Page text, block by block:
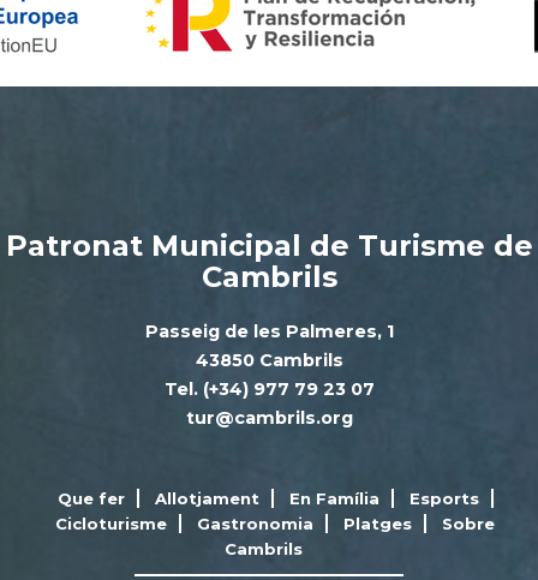
Patronat Municipal de Turisme de
Cambrils
Passeig de les Palmeres, 1
43850 Cambrils
Tel. (+34) 977 79 23 07
tur@cambrils.org
Que fer Allotjament En Família
Esports
Cicloturisme
Gastronomia Platges
Sobre
Cambrils